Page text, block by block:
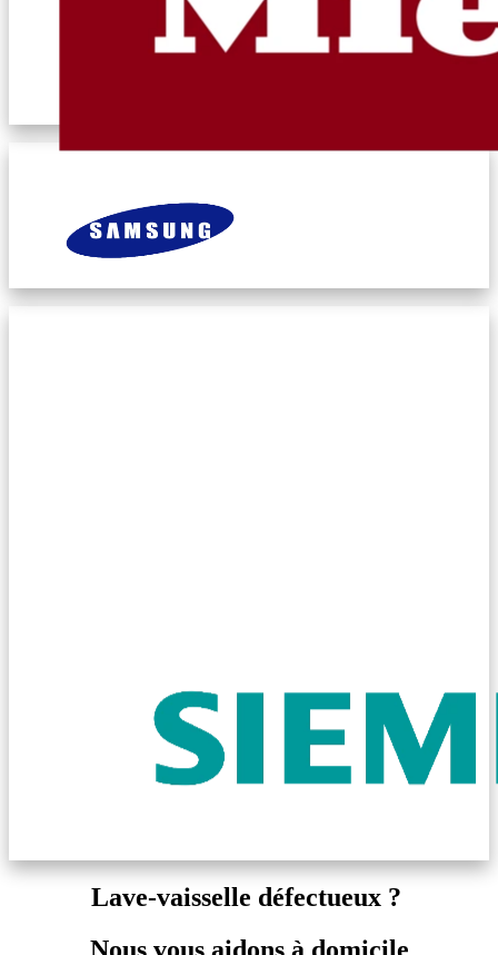
Lave-vaisselle défectueux ?
Nous vous aidons à domicile